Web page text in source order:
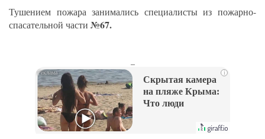
Тушением пожара занимались специалисты из пожарно-
спасательной части №67.
i
Скрытая камера
на пляже Крыма:
Что люди
их не видят...